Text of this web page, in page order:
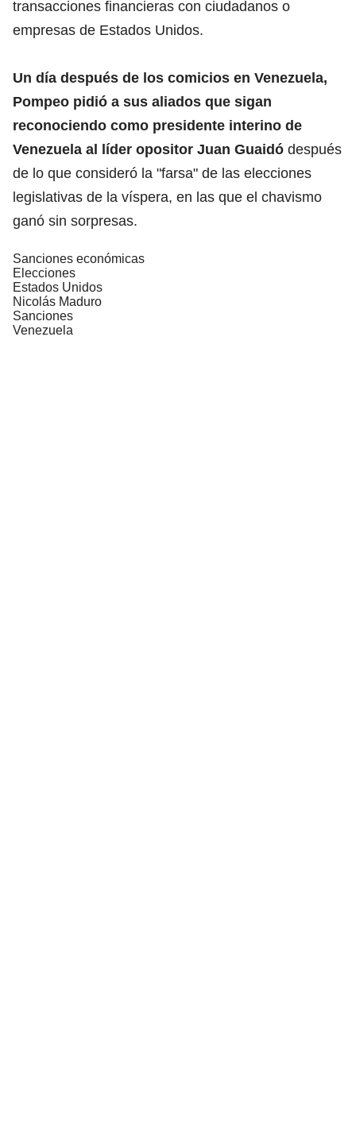
transacciones financieras con ciudadanos o
empresas de Estados Unidos.
Un día después de los comicios en Venezuela,
Pompeo pidió a sus aliados que sigan
reconociendo como presidente interino de
Venezuela al líder opositor Juan Guaidó después
de lo que consideró la "farsa" de las elecciones
legislativas de la víspera, en las que el chavismo
ganó sin sorpresas.
Sanciones económicas
Elecciones
Estados Unidos
Nicolás Maduro
Sanciones
Venezuela